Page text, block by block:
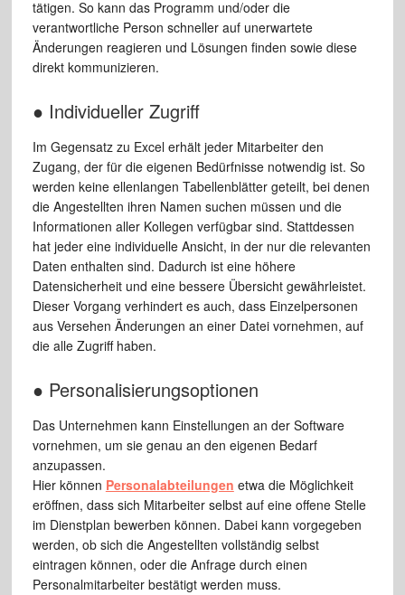
tätigen. So kann das Programm und/oder die
verantwortliche Person schneller auf unerwartete
Änderungen reagieren und Lösungen finden sowie diese
direkt kommunizieren.
● Individueller Zugriff
Im Gegensatz zu Excel erhält jeder Mitarbeiter den
Zugang, der für die eigenen Bedürfnisse notwendig ist. So
werden keine ellenlangen Tabellenblätter geteilt, bei denen
die Angestellten ihren Namen suchen müssen und die
Informationen aller Kollegen verfügbar sind. Stattdessen
hat jeder eine individuelle Ansicht, in der nur die relevanten
Daten enthalten sind. Dadurch ist eine höhere
Datensicherheit und eine bessere Übersicht gewährleistet.
Dieser Vorgang verhindert es auch, dass Einzelpersonen
aus Versehen Änderungen an einer Datei vornehmen, auf
die alle Zugriff haben.
● Personalisierungsoptionen
Das Unternehmen kann Einstellungen an der Software
vornehmen, um sie genau an den eigenen Bedarf
anzupassen.
Hier können Personalabteilungen etwa die Möglichkeit
eröffnen, dass sich Mitarbeiter selbst auf eine offene Stelle
im Dienstplan bewerben können. Dabei kann vorgegeben
werden, ob sich die Angestellten vollständig selbst
eintragen können, oder die Anfrage durch einen
Personalmitarbeiter bestätigt werden muss.